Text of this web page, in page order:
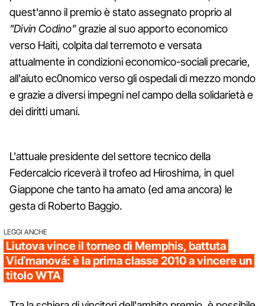
quest'anno il premio è stato assegnato proprio al
"Divin Codino"grazie al suo apporto economico
verso Haiti, colpita dal terremoto e versata
attualmente in condizioni economico-sociali precarie,
all'aiuto ec0nomico verso gli ospedali di mezzo mondo
e grazie a diversi impegni nel campo della solidarietà e
dei diritti umani.
L'attuale presidente del settore tecnico della
Federcalcio riceverà il trofeo ad Hiroshima, in quel
Giappone che tanto ha amato (ed ama ancora) le
gesta di Roberto Baggio.
LEGGI ANCHE
Liutova vince il torneo di Memphis, battuta
Viďmanová: è la prima classe 2010 a vincere un
titolo WTA